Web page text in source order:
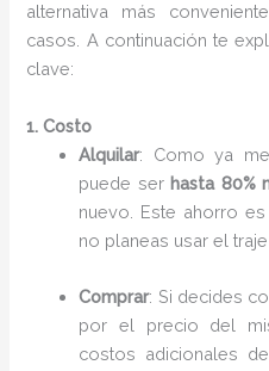
alternativa más
casos. A continuación te
clave:
1. Costo
Alquilar: Como ya
puede ser hasta 80%
nuevo. Este ahorro
no planeas usar el
Comprar: Si decides
por el precio del
costos adicionales